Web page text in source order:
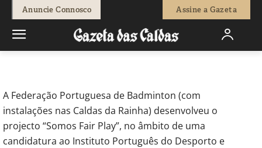
Anuncie Connosco Assine a Gazeta
Beatriz Raposo - 997 0
A Federação Portuguesa de Badminton (com
instalações nas Caldas da Rainha) desenvolveu o
projecto “Somos Fair Play”, no âmbito de uma
candidatura ao Instituto Português do Desporto e